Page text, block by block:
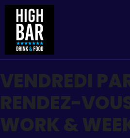
VENDREDI
RENDEZ-
WORK &